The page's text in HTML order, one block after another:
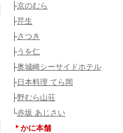
├京のむら
├芹生
├さつき
├うを仁
├奥城崎シーサイドホテル
├日本料理 てら岡
├野むら山荘
└赤坂 あじさい
かに本舗